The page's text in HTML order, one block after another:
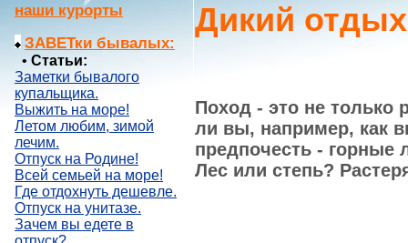
наши курорты
ЗАВЕТки бывалых:
• Статьи:
Заметки бывалого
купальщика.
Выжить на море!
Летом любим, зимой
лечим.
Отпуск на Родине!
Всей семьей на море!
Где отдохнуть дешевле.
Отпуск на унитазе.
Зачем вы едете в
Дикий
Поход - это не только
ли вы, например, как
предпочесть -
Лес или степь?